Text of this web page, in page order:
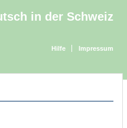
in der Schweiz
Hilfe Impressum